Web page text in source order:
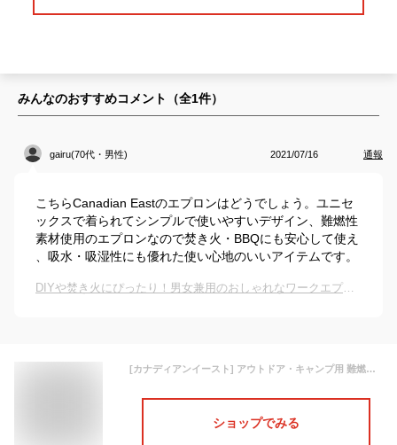
みんなのおすすめコメント（全1件）
gairu(70代・男性) 2021/07/16 通報
こちらCanadian Eastのエプロンはどうでしょう。ユニセ
ックスで着られてシンプルで使いやすいデザイン、難燃性
素材使用のエプロンなので焚き火・BBQにも安心して使え
、吸水・吸湿性にも優れた使い心地のいいアイテムです。
DIYや焚き火にぴったり！男女兼用のおしゃれなワークエプロンのおすすめは？
[カナディアンイースト] アウトドア・キャンプ用 難燃エプロン CEW8000 [ ユニセックス ] ブラウン 日本 フリーサイズ (FREE サイズ)
ショップでみる